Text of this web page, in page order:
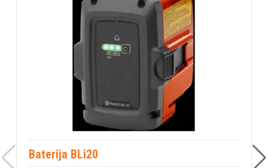
Baterija BLi20